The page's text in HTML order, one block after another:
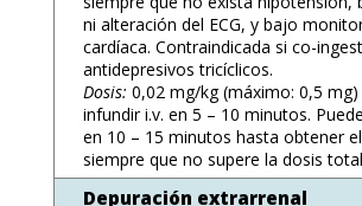
ni alteración del ECG, y bajo
cardíaca. Contraindicada si co-
antidepresivos tricíclicos.
Dosis: 0,02 mg/kg (máximo: 0,5 mg)
infundir i.v. en 5 – 10 minutos.
en 10 – 15 minutos hasta obtener
siempre que no supere la dosis
Depuración extrarrenal